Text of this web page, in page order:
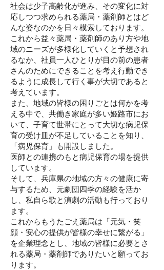
社会は少子高齢化が進み、その変化に対
応しつつ求められる薬局・薬剤師とはど
んな姿なのかを日々模索しております。
これから益々薬局・薬剤師のあり方や地
域のニーズが多様化していくと予想され
るなか、社員一人ひとりが目の前の患者
さんのためにできることを考え行動でき
るように成長して行く事が大切であると
考えています。
また、地域の皆様の困りごとは何かを考
える中で、共働き家庭が多い姫路市にお
いて、子育て世帯にとって大切な病児保
育の受け皿が不足していることを知り、
「病児保育」も開設しました。
医師との連携のもと病児保育の場を提供
しています。
そして、兵庫県の地域の方々の健康に寄
与するため、元劇団四季の経験を活か
し、私自ら歌と演劇の活動も行っており
ます。
これからもうたごえ薬局は「元気・笑
顔・安心の提供が皆様の幸せに繋がる」
を企業理念とし、地域の皆様に必要とさ
れる薬局・薬剤師でありたいと願ってお
ります。